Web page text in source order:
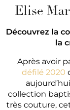
Elise
Découvrez la
la
Après avoir
défilé 2020
collection
très couture,